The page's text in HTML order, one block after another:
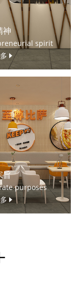
神
spirit
旨
purposes